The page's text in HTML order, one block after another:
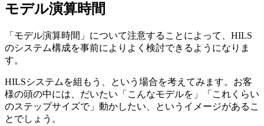
モデル演算時間
「モデル演算時間」について注意することによって、HILS
のシステム構成を事前によりよく検討できるようになりま
す。
HILSシステムを組もう、という場合を考えてみます。お客
様の頭の中には、だいたい「こんなモデルを」「これくらい
のステップサイズで」動かしたい、というイメージがあるこ
とでしょう。